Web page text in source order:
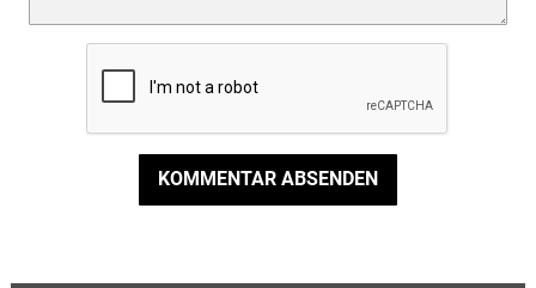
KOMMENTAR ABSENDEN